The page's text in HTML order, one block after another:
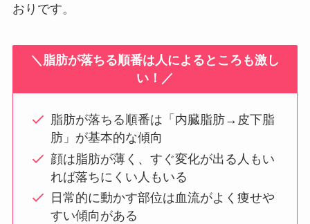
おりです。
＼脂肪が落ちる順番は人によるところも激し
い！／
脂肪が落ちる順番は「内臓脂肪→皮下脂
肪」が基本的な傾向
顔は脂肪が薄く、すぐ変化が出る人もい
れば落ちにくい人もいる
日常的に動かす部位は血流がよく痩せや
すい傾向がある